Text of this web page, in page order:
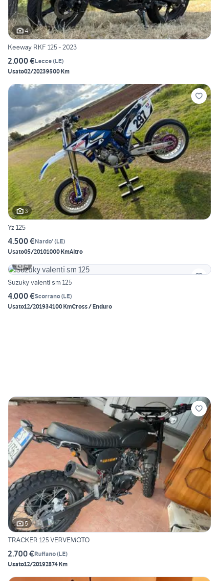
4
Keeway RKF 125 - 2023
2.000 €Lecce(LE)
Usato02/20239500 Km
3
Yz 125
4.500 €Nardo' (LE)
Usato05/20101000 KmAltro
4
Suzuky valenti sm 125
4.000 €Scorrano(LE)
Usato12/201934100 KmCross / Enduro
5
TRACKER 125 VERVEMOTO
2.700 €Ruffano(LE)
Usato12/20192874 Km